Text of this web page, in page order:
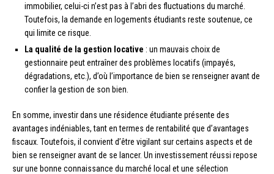
immobilier, celui-ci n’est pas à l’abri des fluctuations du marché.
Toutefois, la demande en logements étudiants reste soutenue, ce
qui limite ce risque.
La qualité de la gestion locative : un mauvais choix de
gestionnaire peut entraîner des problèmes locatifs (impayés,
dégradations, etc.), d’où l’importance de bien se renseigner avant de
confier la gestion de son bien.
En somme, investir dans une résidence étudiante présente des
avantages indéniables, tant en termes de rentabilité que d’avantages
fiscaux. Toutefois, il convient d’être vigilant sur certains aspects et de
bien se renseigner avant de se lancer. Un investissement réussi repose
sur une bonne connaissance du marché local et une sélection